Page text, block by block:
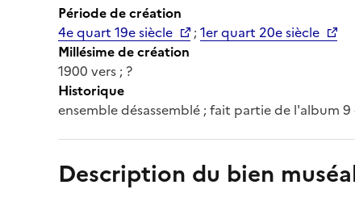
Période de création
4e quart 19e siècle
;1er quart 20e siècle
Millésime de création
1900 vers ; ?
Historique
ensemble désassemblé ; fait partie de l'album 9
Description du bien